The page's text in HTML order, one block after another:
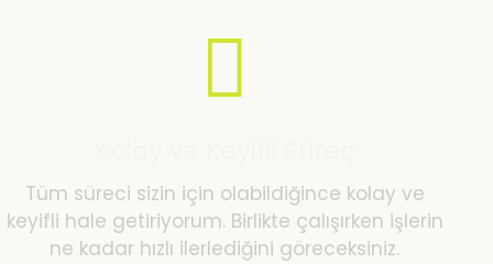
Tüm süreci sizin için olabildiğince kolay ve
keyifli hale getiriyorum. Birlikte çalışırken işlerin
ne kadar hızlı ilerlediğini göreceksiniz.